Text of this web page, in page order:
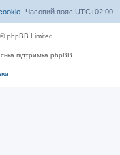
Часовий пояс UTC+02:00
phpBB Limited
підтримка phpBB